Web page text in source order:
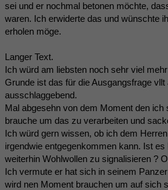
sei und er nochmal betonen möchte,
waren. Ich erwiderte das und wünschte
erholen möge.
Langer Text.
Ich würd am liebsten noch sehr viel
Grunde ist das für die Ausgangsfrage vllt
ausschlaggebend.
Mal abgesehn von dem Moment den ich
brauche um das zu verarbeiten und
Ich würd gern wissen, ob ich dem
irgendwie entgegenkommen kann. Ist
weiterhin Wohlwollen zu signalisieren ?
Ich vermute er hat sich in seinem
wird nen Moment brauchen um auf sich